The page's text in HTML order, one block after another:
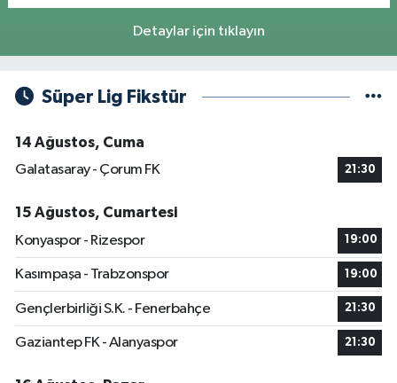
Detaylar için tıklayın
Süper Lig Fikstür
14 Ağustos, Cuma
Galatasaray - Çorum FK
21:30
15 Ağustos, Cumartesi
Konyaspor - Rizespor
19:00
Kasımpaşa - Trabzonspor 19:00
Gençlerbirliği S.K. - Fenerbahçe 21:30
Gaziantep FK - Alanyaspor 21:30